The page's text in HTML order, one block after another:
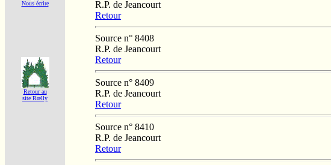
Nous écrire
Retour au
site Rœlly
R.P. de Jeancourt
Retour
Source n° 8408
R.P. de Jeancourt
Retour
Source n° 8409
R.P. de Jeancourt
Retour
Source n° 8410
R.P. de Jeancourt
Retour